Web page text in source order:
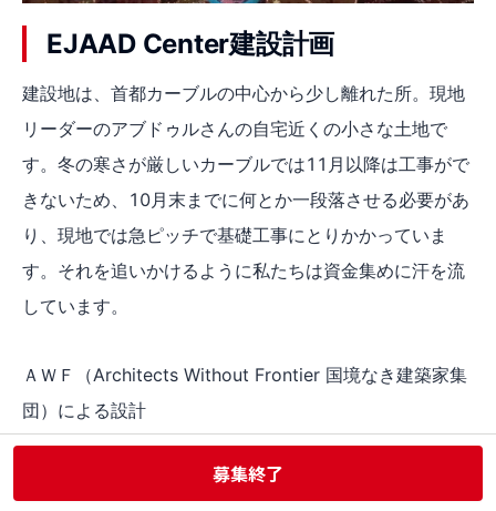
EJAAD Center建設計画
建設地は、首都カーブルの中心から少し離れた所。現地
リーダーのアブドゥルさんの自宅近くの小さな土地で
す。冬の寒さが厳しいカーブルでは11月以降は工事がで
きないため、10月末までに何とか一段落させる必要があ
り、現地では急ピッチで基礎工事にとりかかっていま
す。それを追いかけるように私たちは資金集めに汗を流
しています。
ＡＷＦ（Architects Without Frontier 国境なき建築家集
団）による設計
多くの途上国にて無償で建築設計をしているプロの建築
募集終了